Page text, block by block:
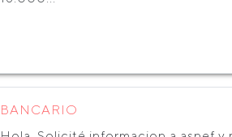
BANCARIO